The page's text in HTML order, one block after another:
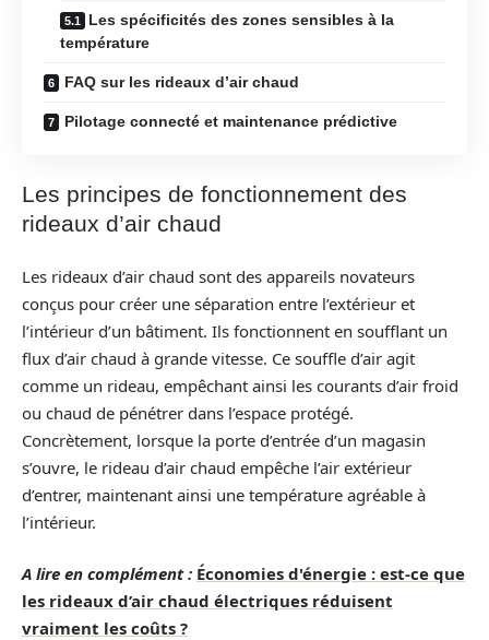
Les spécificités des zones sensibles à la
température
FAQ sur les rideaux d’air chaud
Pilotage connecté et maintenance prédictive
Les principes de fonctionnement des
rideaux d’air chaud
Les rideaux d’air chaud sont des appareils novateurs
conçus pour créer une séparation entre l’extérieur et
l’intérieur d’un bâtiment. Ils fonctionnent en soufflant un
flux d’air chaud à grande vitesse. Ce souffle d’air agit
comme un rideau, empêchant ainsi les courants d’air froid
ou chaud de pénétrer dans l’espace protégé.
Concrètement, lorsque la porte d’entrée d’un magasin
s’ouvre, le rideau d’air chaud empêche l’air extérieur
d’entrer, maintenant ainsi une température agréable à
l’intérieur.
A lire en complément : Économies d'énergie : est-ce que
les rideaux d’air chaud électriques réduisent
vraiment les coûts ?